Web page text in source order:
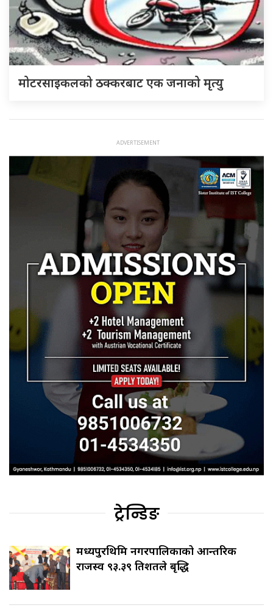
मोटरसाइकलको ठक्करबाट एक जनाको मृत्यु
ट्रेन्डिङ
मध्यपुरथिमि नगरपालिकाको आन्तरिक
राजस्व ९३.३९ प्रतिशतले बृद्धि